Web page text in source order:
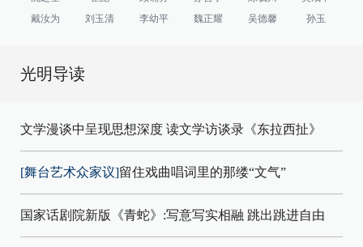
戴汝为
刘玉清 李幼平 魏正耀 吴德馨 孙玉
光明导读
文学漫谈中呈现思想深度 读文学访谈录《东拉西扯》
[舞台艺术众家议]留住戏曲唱词里的那缕“文气”
国家话剧院新版《青蛇》:写意写实相融 跳出跳进自由